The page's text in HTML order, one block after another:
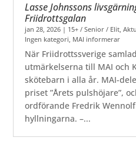
Lasse Johnssons
Friidrottsgalan
jan 28, 2026 | 15+ / Senior / Elit,
Ingen kategori, MAI informerar
När Friidrottssverige
utmärkelserna till MAI och
skötebarn i alla år. MAI-
priset ”Årets pulshöjare”,
ordförande Fredrik
hyllningarna. –...